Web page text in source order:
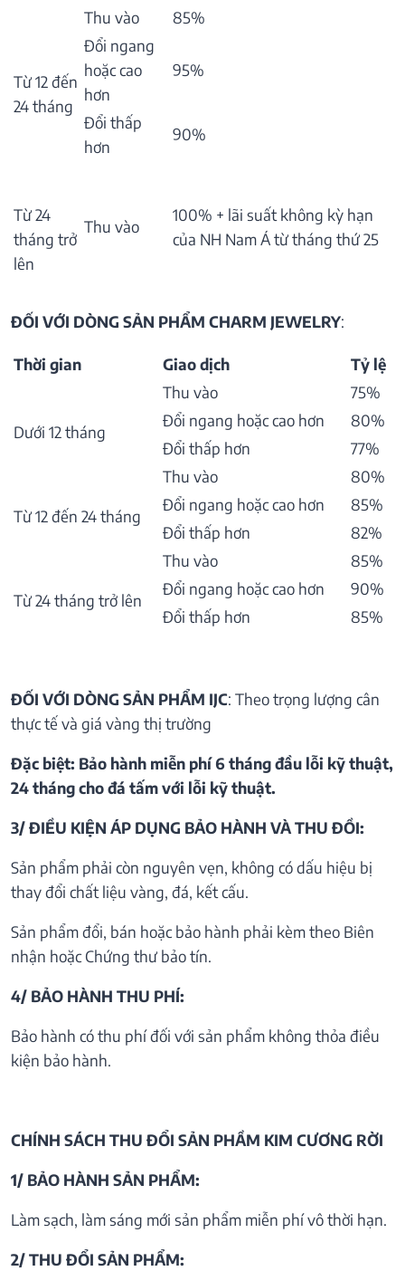
Từ 12 đến
24 tháng
Thu vào
85%
Đổi ngang
hoặc cao
hơn
95%
Đổi thấp
hơn
90%
Từ 24
tháng trở
lên
Thu vào
100% + lãi suất không kỳ hạn
của NH Nam Á từ tháng thứ 25
ĐỐI VỚI DÒNG SẢN PHẨM CHARM JEWELRY:
Thời gian Giao dịch Tỷ lệ
Dưới 12 tháng
Thu vào
75%
Đổi ngang hoặc cao hơn
80%
Đổi thấp hơn
77%
Từ 12 đến 24 tháng
Thu vào
80%
Đổi ngang hoặc cao hơn
85%
Đổi thấp hơn
82%
Từ 24 tháng trở lên
Thu vào
85%
Đổi ngang hoặc cao hơn
90%
Đổi thấp hơn
85%
ĐỐI VỚI DÒNG SẢN PHẨM IJC: Theo trọng lượng cân
thực tế và giá vàng thị trường
Đặc biệt: Bảo hành miễn phí 6 tháng đầu lỗi kỹ thuật,
24 tháng cho đá tấm với lỗi kỹ thuật.
3/ ĐIỀU KIỆN ÁP DỤNG BẢO HÀNH VÀ THU ĐỒI:
Sản phẩm phải còn nguyên vẹn, không có dấu hiệu bị
thay đổi chất liệu vàng, đá, kết cấu.
Sản phẩm đổi, bán hoặc bảo hành phải kèm theo Biên
nhận hoặc Chứng thư bảo tín.
4/ BẢO HÀNH THU PHÍ:
Bảo hành có thu phí đối với sản phẩm không thỏa điều
kiện bảo hành.
CHÍNH SÁCH THU ĐỔI SẢN PHẦM KIM CƯƠNG RỜI
1/ BẢO HÀNH SẢN PHẨM:
Làm sạch, làm sáng mới sản phẩm miễn phí vô thời hạn.
2/ THU ĐỔI SẢN PHẨM: